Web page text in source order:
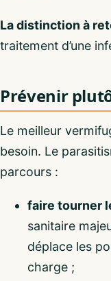
La distinction à
traitement d’une
Prévenir
Le meilleur
besoin. Le
parcours :
faire tourner
sanitaire
déplace les
charge ;